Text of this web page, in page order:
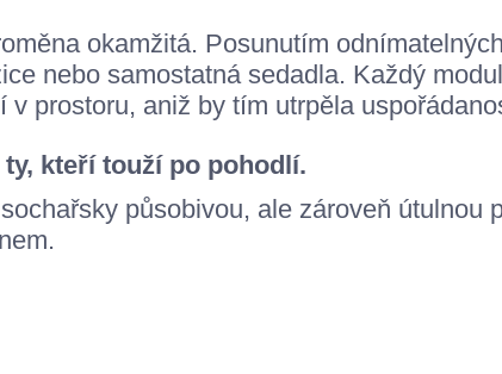
okamžitá. Posunutím
nebo samostatná sedadla. Každý
v prostoru, aniž by tím utrpěla
kteří touží po pohodlí.
působivou, ale zároveň